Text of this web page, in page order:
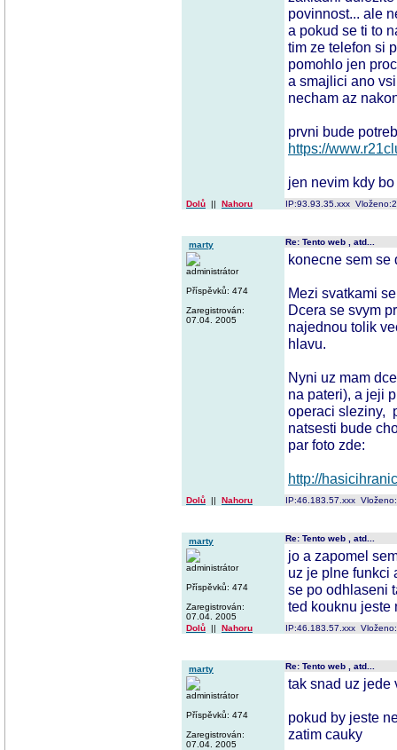
povinnost... ale
a pokud se ti to
tim ze telefon si
pomohlo jen
a smajlici ano
necham az
prvni bude
https://
jen nevim kdy
Dolů || Nahoru IP:93.93.35.xxx
marty
administrátor
Příspěvků: 474
Zaregistrován:
07.04. 2005
Re: Tento web , atd...
konecne sem se
Mezi svatkami
Dcera se svym
najednou tolik
hlavu.
Nyni uz mam
na pateri), a jeji
operaci sleziny,
natsesti bude
par foto zde:
http://
Dolů || Nahoru IP:46.183.57.xxx
marty
administrátor
Příspěvků: 474
Zaregistrován:
07.04. 2005
Re: Tento web , atd...
jo a zapomel
uz je plne funkci
se po odhlaseni
ted kouknu jeste
Dolů || Nahoru IP:46.183.57.xxx
marty
administrátor
Příspěvků: 474
Zaregistrován:
07.04. 2005
Re: Tento web , atd...
tak snad uz jede
pokud by jeste
zatim cauky